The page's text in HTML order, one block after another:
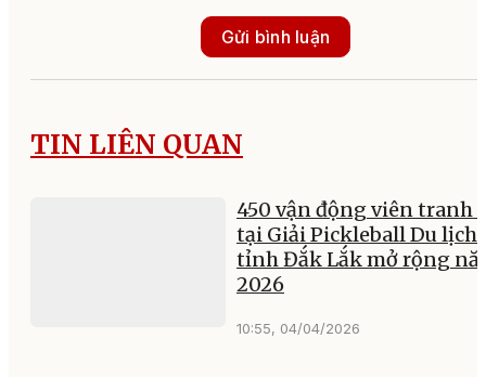
Gửi bình luận
TIN LIÊN QUAN
450 vận động viên tranh
tại Giải Pickleball Du lịch
tỉnh Đắk Lắk mở rộng
2026
10:55, 04/04/2026